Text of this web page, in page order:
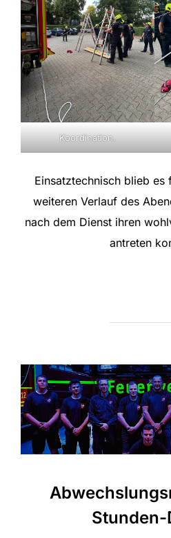
Koordination.
Einsatztechnisch blieb es
weiteren Verlauf des
nach dem Dienst ihren
antreten
Stunden-